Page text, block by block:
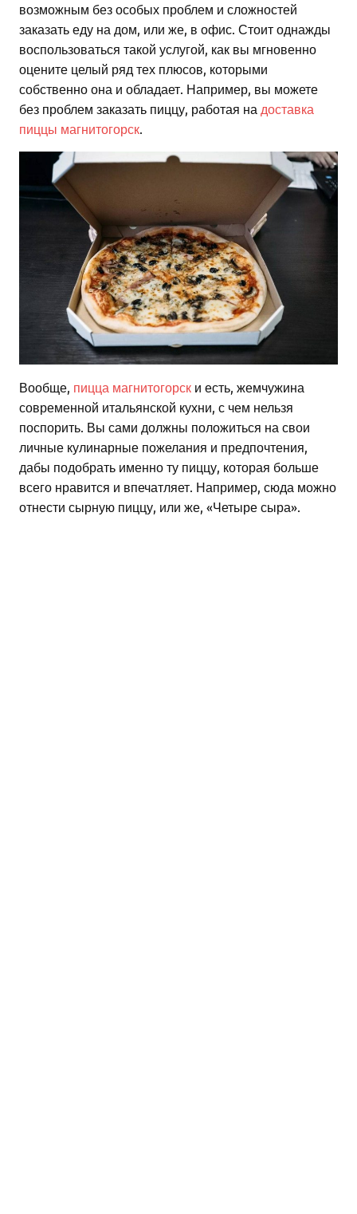
возможным без особых проблем и сложностей
заказать еду на дом, или же, в офис. Стоит однажды
воспользоваться такой услугой, как вы мгновенно
оцените целый ряд тех плюсов, которыми
собственно она и обладает. Например, вы можете
без проблем заказать пиццу, работая на доставка
пиццы магнитогорск.
Вообще, пицца магнитогорск и есть, жемчужина
современной итальянской кухни, с чем нельзя
поспорить. Вы сами должны положиться на свои
личные кулинарные пожелания и предпочтения,
дабы подобрать именно ту пиццу, которая больше
всего нравится и впечатляет. Например, сюда можно
отнести сырную пиццу, или же, «Четыре сыра».